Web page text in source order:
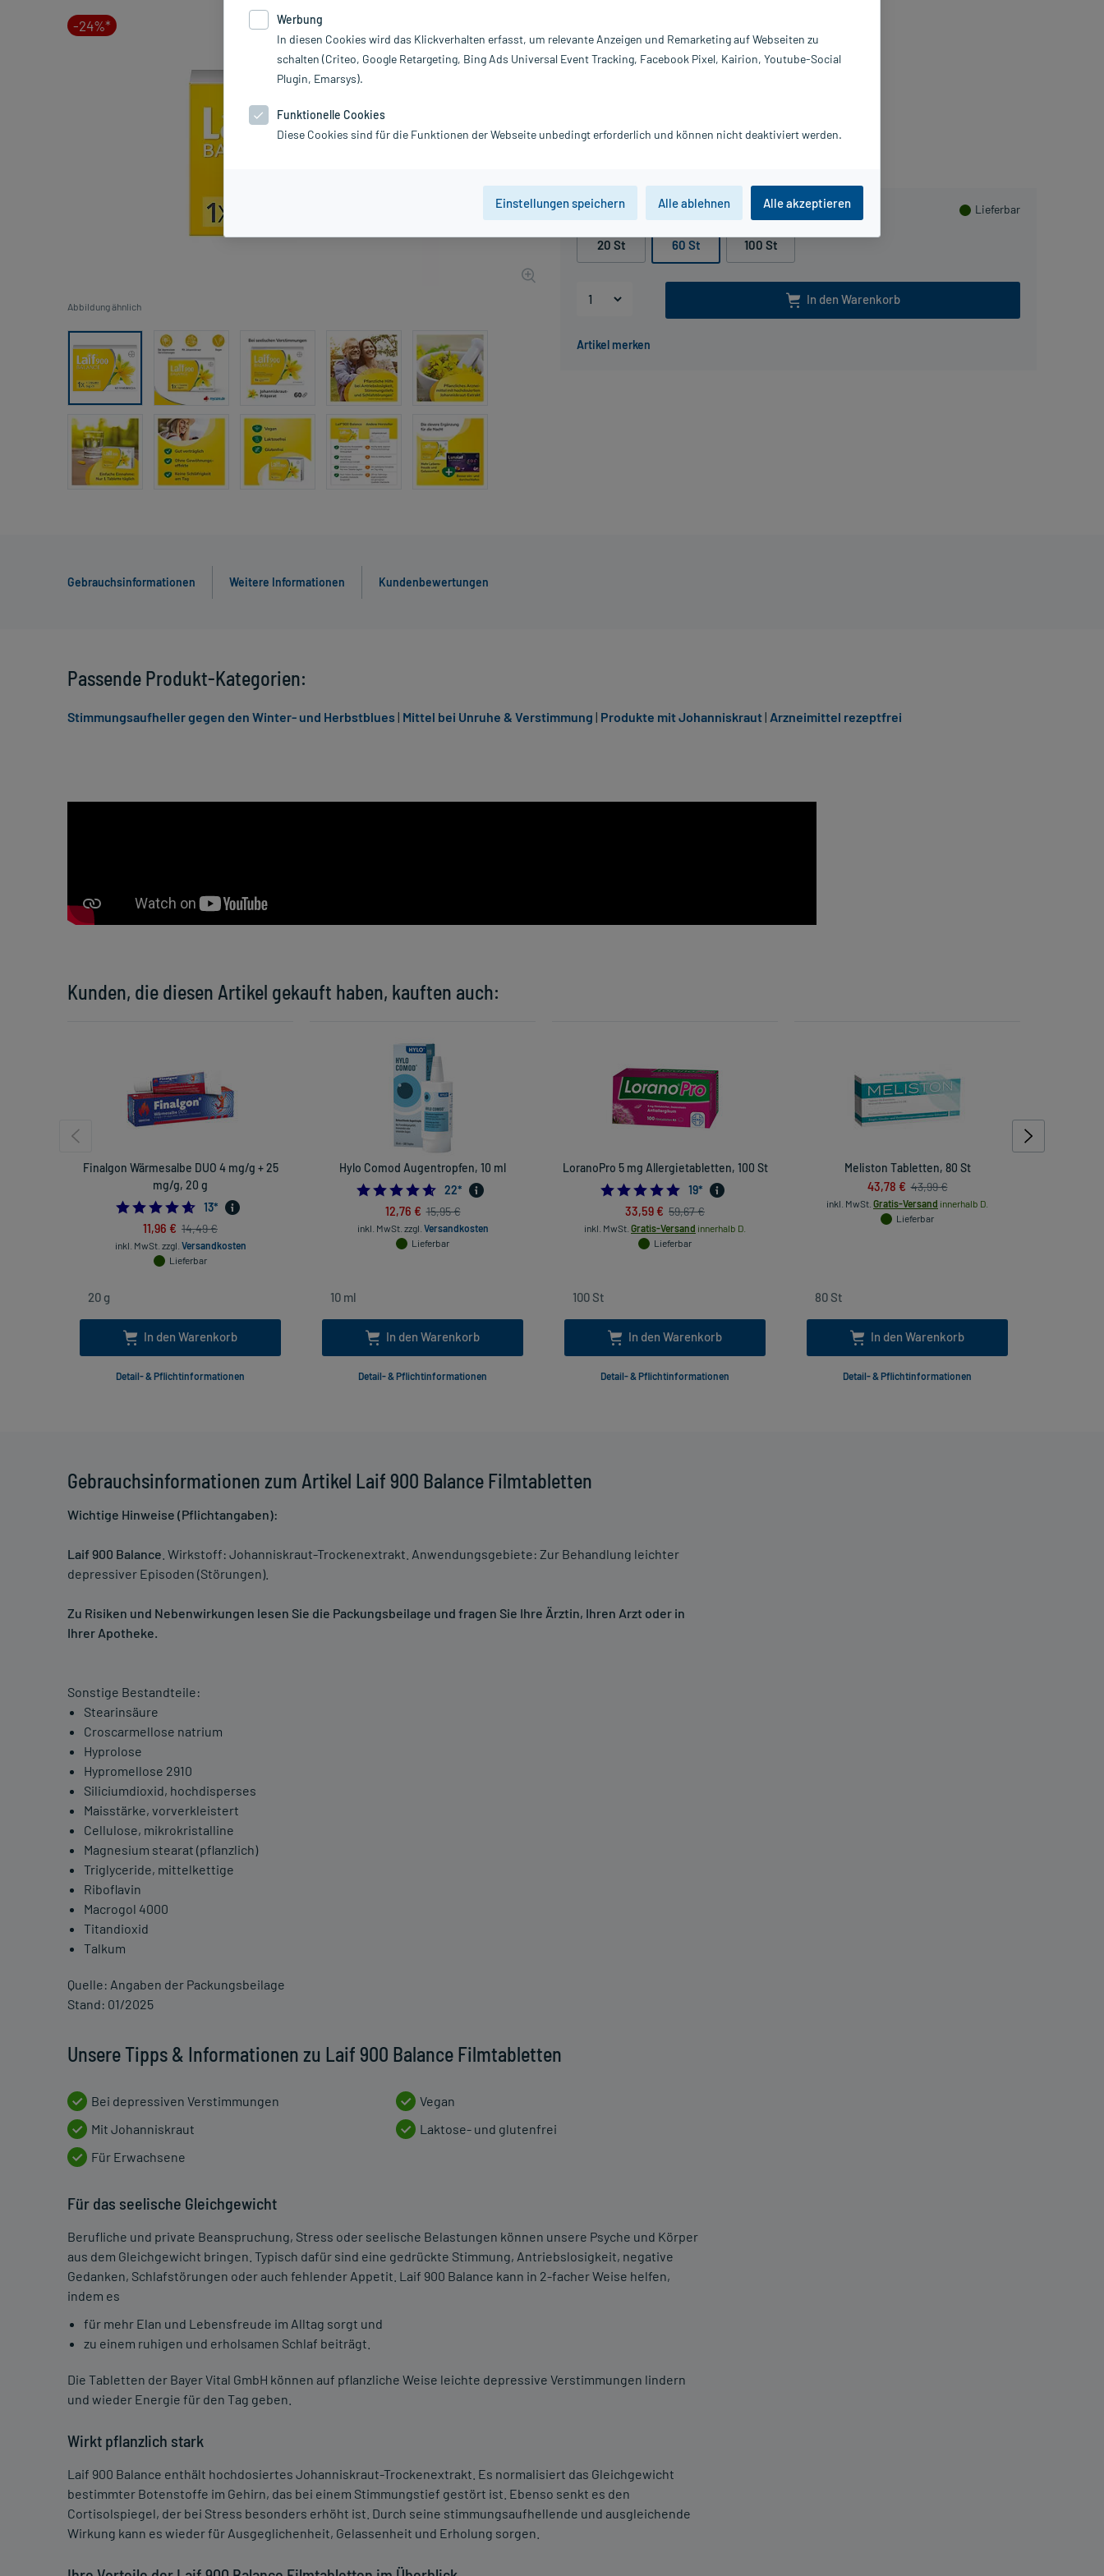
-24%*
Abbildung ähnlich
36,99 €
Packungseinheit Lieferbar
20 St 60 St 100 St
In den Warenkorb
Inhalt:
60 St
PZN:
02298937
Gebrauchsinformationen Weitere Informationen Kundenbewertungen
Gebrauchsinformationen zum Artikel Laif 900 Balance Filmtabletten
Wichtige Hinweise (Pflichtangaben):
Laif 900 Balance . Wirkstoff: Johanniskraut-Trockenextrakt. Anwendungsgebiete: Zur Behandlung leichter
depressiver Episoden (Störungen).
Zu Risiken und Nebenwirkungen lesen Sie die Packungsbeilage und fragen Sie Ihre Ärztin, Ihren Arzt oder in
Ihrer Apotheke.
Sonstige Bestandteile:
Stearinsäure
Croscarmellose natrium
Hyprolose
Hypromellose 2910
Siliciumdioxid, hochdisperses
Maisstärke, vorverkleistert
Cellulose, mikrokristalline
Magnesium stearat (pflanzlich)
Triglyceride, mittelkettige
Riboflavin
Macrogol 4000
Titandioxid
Talkum
Quelle: Angaben der Packungsbeilage
Stand: 01/2025
Unsere Tipps & Informationen zu Laif 900 Balance Filmtabletten
Bei depressiven Verstimmungen
Mit Johanniskraut
Für Erwachsene
Vegan
Laktose- und glutenfrei
Für das seelische Gleichgewicht
Berufliche und private Beanspruchung, Stress oder seelische Belastungen können unsere Psyche und Körper
aus dem Gleichgewicht bringen. Typisch dafür sind eine gedrückte Stimmung, Antriebslosigkeit, negative
Gedanken, Schlafstörungen oder auch fehlender Appetit. Laif 900 Balance kann in 2-facher Weise helfen,
indem es
für mehr Elan und Lebensfreude im Alltag sorgt und
zu einem ruhigen und erholsamen Schlaf beiträgt.
Die Tabletten der Bayer Vital GmbH können auf pflanzliche Weise leichte depressive Verstimmungen lindern
und wieder Energie für den Tag geben.
Wirkt pflanzlich stark
Laif 900 Balance enthält hochdosiertes Johanniskraut-Trockenextrakt. Es normalisiert das Gleichgewicht
bestimmter Botenstoffe im Gehirn, das bei einem Stimmungstief gestört ist. Ebenso senkt es den
Cortisolspiegel, der bei Stress besonders erhöht ist. Durch seine stimmungsaufhellende und ausgleichende
Wirkung kann es wieder für Ausgeglichenheit, Gelassenheit und Erholung sorgen.
Kunden, die diesen Artikel gekauft haben, kauften auch:
Finalgon Wärmesalbe DUO 4 mg/g + 25
mg/g, 20 g
4.615384615384615
13*
11,96 € 14,49 €
inkl. MwSt. zzgl. Versandkosten
Lieferbar
In den Warenkorb
Detail- & Pflichtinformationen
Hylo Comod Augentropfen, 10 ml
4.590909090909091
22*
12,76 € 15,95 €
inkl. MwSt. zzgl. Versandkosten
Lieferbar
In den Warenkorb
Detail- & Pflichtinformationen
LoranoPro 5 mg Allergietabletten, 100 St
4.947368421052632
19*
33,59 € 59,67 €
inkl. MwSt. Gratis-Versand innerhalb D.
Lieferbar
In den Warenkorb
Detail- & Pflichtinformationen
Meliston Tabletten, 80 St
43,78 € 43,99 €
inkl. MwSt. Gratis-Versand innerhalb D.
Lieferbar
In den Warenkorb
Detail- & Pflichtinformationen
Passende Produkt-Kategorien:
Stimmungsaufheller gegen den Winter- und Herbstblues| Mittel bei Unruhe & Verstimmung | Produkte mit Johanniskraut| Arzneimittel rezeptfrei
Werbung
In diesen Cookies wird das Klickverhalten erfasst, um relevante Anzeigen und Remarketing auf Webseiten zu
schalten (Criteo, Google Retargeting, Bing Ads Universal Event Tracking, Facebook Pixel, Kairion, Youtube-Social
Plugin, Emarsys).
Funktionelle Cookies
Diese Cookies sind für die Funktionen der Webseite unbedingt erforderlich und können nicht deaktiviert werden.
Einstellungen speichern Alle ablehnen Alle akzeptieren